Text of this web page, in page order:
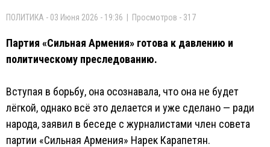
ПОЛИТИКА - 03 Июня 2026 - 19:36 | Просмотров - 317
Партия «Сильная Армения» готова к давлению и
политическому преследованию.
Вступая в борьбу, она осознавала, что она не будет
лёгкой, однако всё это делается и уже сделано — ради
народа, заявил в беседе с журналистами член совета
партии «Сильная Армения» Нарек Карапетян.